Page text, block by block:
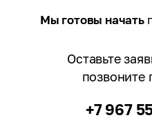
+7 967
Оставьте
позвоните
Мы готовы начать